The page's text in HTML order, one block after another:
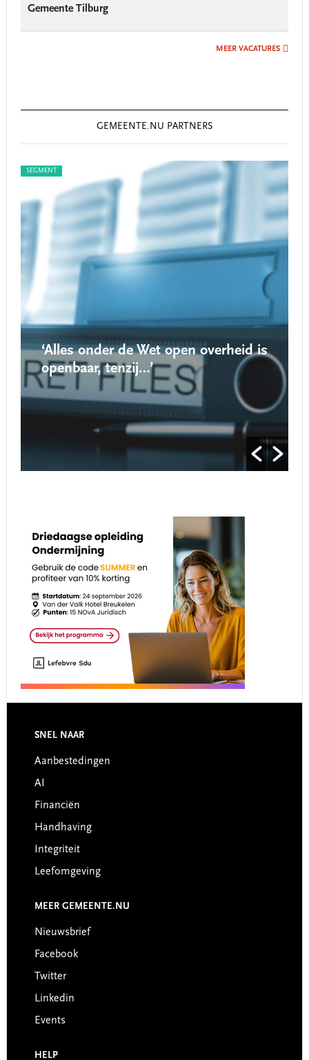
Gemeente Tilburg
MEER VACATURES
GEMEENTE.NU PARTNERS
SEGMENT
‘Alles onder de Wet open overheid is
openbaar, tenzij…’
Footer
SNEL NAAR
Aanbestedingen
AI
Financiën
Handhaving
Integriteit
Leefomgeving
MEER GEMEENTE.NU
Nieuwsbrief
Facebook
Twitter
Linkedin
Events
HELP